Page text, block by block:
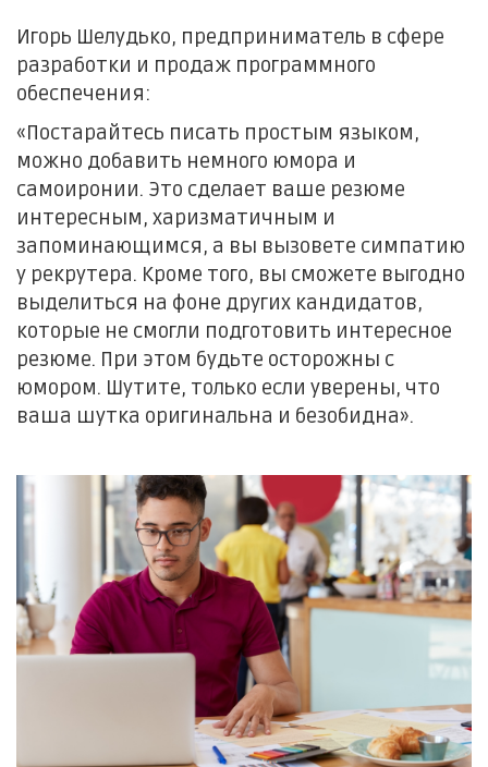
Игорь Шелудько, предприниматель в сфере
разработки и продаж программного
обеспечения:
«Постарайтесь писать простым языком,
можно добавить немного юмора и
самоиронии. Это сделает ваше резюме
интересным, харизматичным и
запоминающимся, а вы вызовете симпатию
у рекрутера. Кроме того, вы сможете выгодно
выделиться на фоне других кандидатов,
которые не смогли подготовить интересное
резюме. При этом будьте осторожны с
юмором. Шутите, только если уверены, что
ваша шутка оригинальна и безобидна».